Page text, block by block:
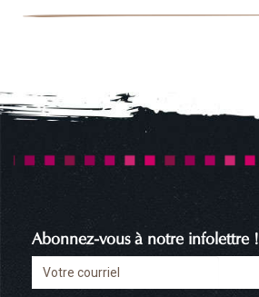
Abonnez-vous à notre infolettre !